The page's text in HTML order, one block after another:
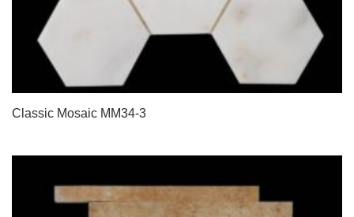
Classic Mosaic MM34-3